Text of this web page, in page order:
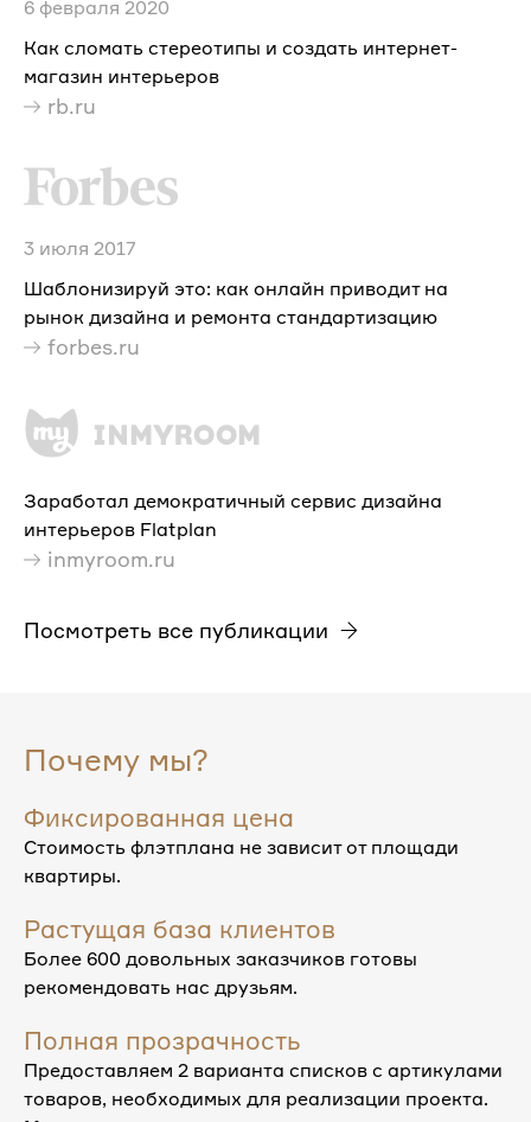
6 февраля 2020
Как сломать стереотипы и создать интернет-
магазин интерьеров
rb.ru
3 июля 2017
Шаблонизируй это: как онлайн приводит на
рынок дизайна и ремонта стандартизацию
forbes.ru
Заработал демократичный сервис дизайна
интерьеров Flatplan
inmyroom.ru
Посмотреть все публикации
Почему мы?
Фиксированная цена
Стоимость флэтплана не зависит от площади
квартиры.
Растущая база клиентов
Более 600 довольных заказчиков готовы
рекомендовать нас друзьям.
Полная прозрачность
Предоставляем 2 варианта списков с артикулами
товаров, необходимых для реализации проекта.